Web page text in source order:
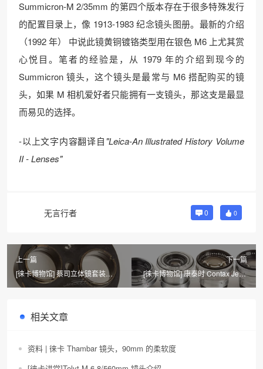
Summicron-M 2/35mm 的第四个版本存在于很多特殊发行
的配置目录上，像 1913-1983 纪念镜头图册。最新的介绍
（1992 年） 中说此镜黄铜镀铬类型用在银色 M6 上尤其赏
心悦目。笔者的经验是，从 1979 年的介绍到现今的
Summicron 镜头，这个镜头是最常与 M6 搭配购买的镜
头，如果 M 相机爱好者只能拥有一支镜头，那这支是最显
而易见的选择。
-以上文字内容翻译自 "Leica-An Illustrated History Volume
II - Lenses"
无言行者 0 0
上一篇
[徕卡博物馆] 蔡司立体镜套装
Zeiss Ikon Stereotar C
下一篇
[徕卡博物馆] 康泰时 Contax Jena
相机套装 （No.11857）
相关文章
资料 | 徕卡 Thambar 镜头，90mm 的柔软度